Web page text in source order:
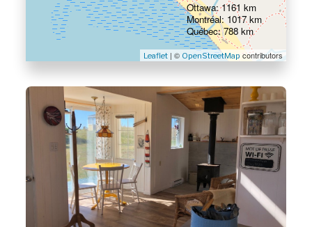
Leaflet| © OpenStreetMap contributors
Ottawa: 1161 km
Montréal: 1017 km
Québec: 788 km